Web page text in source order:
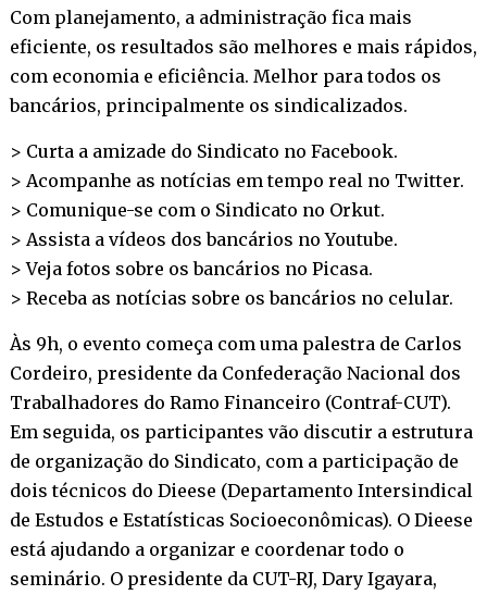
Com planejamento, a administração fica mais
eficiente, os resultados são melhores e mais rápidos,
com economia e eficiência. Melhor para todos os
bancários, principalmente os sindicalizados.
> Curta a amizade do Sindicato no Facebook.
> Acompanhe as notícias em tempo real no Twitter.
> Comunique-se com o Sindicato no Orkut.
> Assista a vídeos dos bancários noYoutube.
> Veja fotos sobre os bancários no Picasa.
> Receba as notícias sobre os bancários no celular.
Às 9h, o evento começa com uma palestra de Carlos
Cordeiro, presidente da Confederação Nacional dos
Trabalhadores do Ramo Financeiro (Contraf-CUT).
Em seguida, os participantes vão discutir a estrutura
de organização do Sindicato, com a participação de
dois técnicos do Dieese (Departamento Intersindical
de Estudos e Estatísticas Socioeconômicas). O Dieese
está ajudando a organizar e coordenar todo o
seminário. O presidente da CUT-RJ, Dary Igayara,